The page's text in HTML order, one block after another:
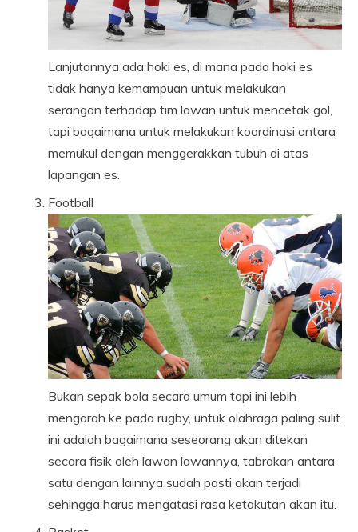
Lanjutannya ada hoki es, di mana pada hoki es
tidak hanya kemampuan untuk melakukan
serangan terhadap tim lawan untuk mencetak gol,
tapi bagaimana untuk melakukan koordinasi antara
memukul dengan menggerakkan tubuh di atas
lapangan es.
Football
Bukan sepak bola secara umum tapi ini lebih
mengarah ke pada rugby, untuk olahraga paling sulit
ini adalah bagaimana seseorang akan ditekan
secara fisik oleh lawan lawannya, tabrakan antara
satu dengan lainnya sudah pasti akan terjadi
sehingga harus mengatasi rasa ketakutan akan itu.